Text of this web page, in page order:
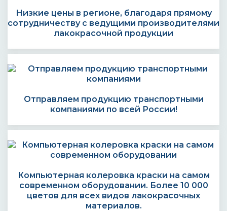
Низкие цены в регионе, благодаря прямому
сотрудничеству с ведущими производителями
лакокрасочной продукции
Отправляем продукцию транспортными
компаниями по всей России!
Компьютерная колеровка краски на самом
современном оборудовании. Более 10 000
цветов для всех видов лакокрасочных
материалов.